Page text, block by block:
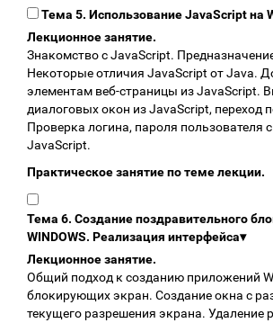
Тема 5. Использование JavaScript на
Лекционное занятие.
Знакомство с JavaScript.
Некоторые отличия JavaScript от Java.
элементам веб-страницы из JavaScript.
диалоговых окон из JavaScript, переход
Проверка логина, пароля пользователя
JavaScript.
Практическое занятие по теме лекции.
Тема 6. Создание поздравительного
WINDOWS. Реализация интерфейса▾
Лекционное занятие.
Общий подход к созданию приложений
блокирующих экран. Создание окна с
текущего разрешения экрана. Удаление